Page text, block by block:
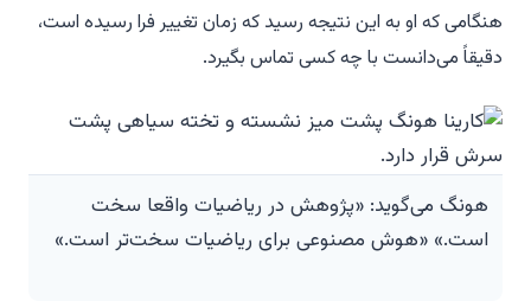
هنگامی که او به این نتیجه رسید که زمان تغییر فرا رسیده است،
دقیقاً می‌دانست با چه کسی تماس بگیرد.
هونگ می‌گوید: «پژوهش در ریاضیات واقعا سخت
است.» «هوش مصنوعی برای ریاضیات سخت‌تر است.»